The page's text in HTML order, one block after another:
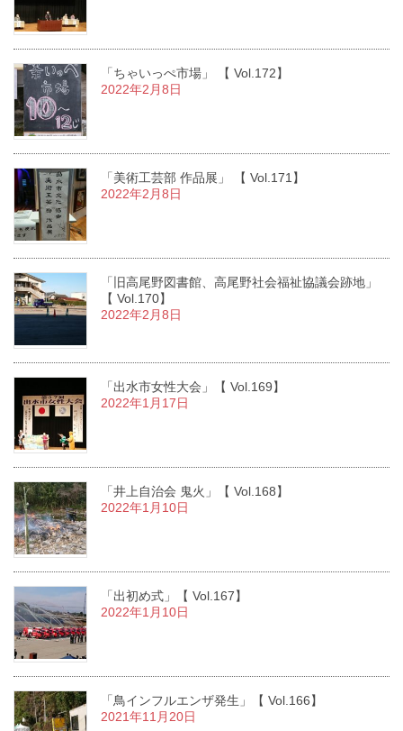
「ちゃいっぺ市場」 【 Vol.172】
2022年2月8日
「美術工芸部 作品展」 【 Vol.171】
2022年2月8日
「旧高尾野図書館、高尾野社会福祉協議会跡地」
【 Vol.170】
2022年2月8日
「出水市女性大会」【 Vol.169】
2022年1月17日
「井上自治会 鬼火」【 Vol.168】
2022年1月10日
「出初め式」【 Vol.167】
2022年1月10日
「鳥インフルエンザ発生」【 Vol.166】
2021年11月20日